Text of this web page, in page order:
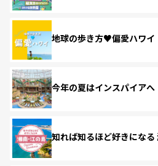
地球の歩き方♥偏愛ハワイ
今年の夏はインスパイアへ
知れば知るほど好きになる